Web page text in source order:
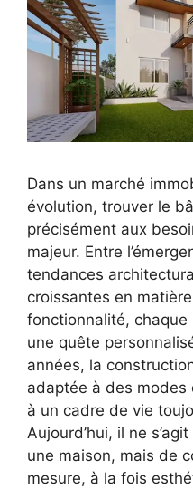
Dans un marché
évolution, trouver le
précisément aux
majeur. Entre
tendances
croissantes en
fonctionnalité,
une quête
années, la
adaptée à des
à un cadre de vie
Aujourd’hui, il ne
une maison, mais de
mesure, à la fois